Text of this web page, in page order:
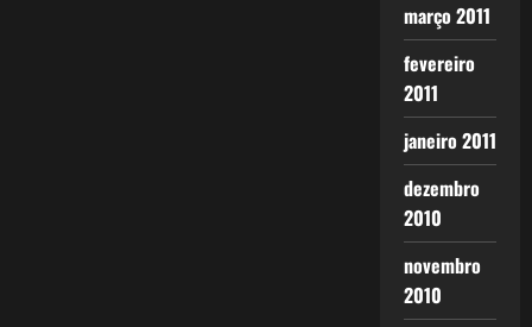
março 2011
fevereiro
2011
janeiro 2011
dezembro
2010
novembro
2010